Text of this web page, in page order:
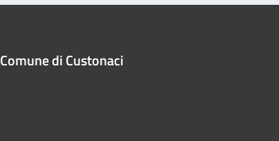
Comune di Custonaci